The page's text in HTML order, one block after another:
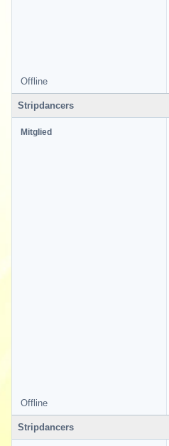
Offline
Stripdancers
Mitglied
Offline
Stripdancers